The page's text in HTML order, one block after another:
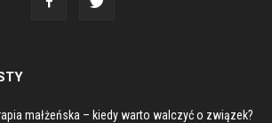
małżeńska – kiedy warto walczyć o związek?